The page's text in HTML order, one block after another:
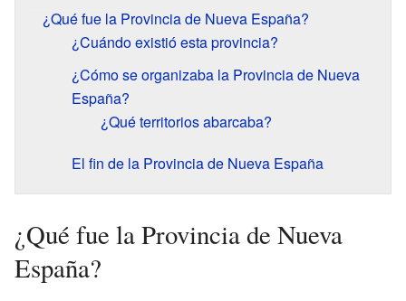
¿Qué fue la Provincia de Nueva España?
¿Cuándo existió esta provincia?
¿Cómo se organizaba la Provincia de Nueva
España?
¿Qué territorios abarcaba?
El fin de la Provincia de Nueva España
¿Qué fue la Provincia de Nueva
España?